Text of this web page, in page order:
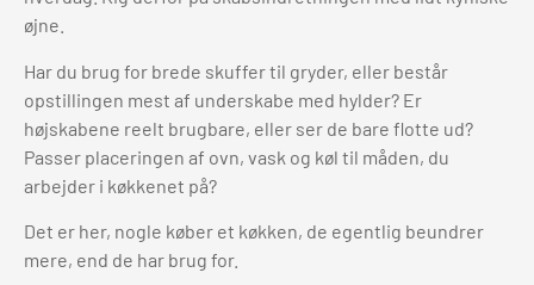
øjne.
Har du brug for brede skuffer til gryder, eller består
opstillingen mest af underskabe med hylder? Er
højskabene reelt brugbare, eller ser de bare flotte ud?
Passer placeringen af ovn, vask og køl til måden, du
arbejder i køkkenet på?
Det er her, nogle køber et køkken, de egentlig beundrer
mere, end de har brug for.